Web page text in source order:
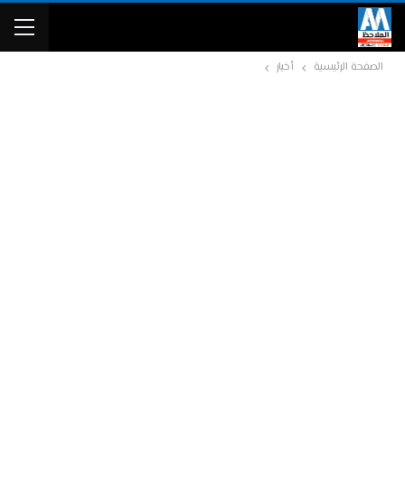
الصفحة الرئيسية أخبار